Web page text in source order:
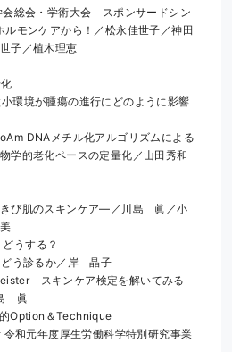
総会・学術大会　スポンサードシン
ルモンケアから！／松永佳世子／神田
子／植木理恵
環境が腫瘍の進行にどのように影響
DNAメチル化アルゴリズムによる
学的老化ペースの定量化／山田秀和
び肌のスキンケア―／川島　眞／小
うする？
う診るか／岸　晶子
　スキンケア検定を解いてみる
　眞
Option＆Technique
和元年度厚生労働科学特別研究事業